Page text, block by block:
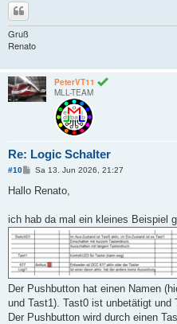
Gruß
Renato
PeterVT11
MLL-TEAM
Re: Logic Schalter
#10
B
a
g
Sa 13. Jun 2026, 21:27
Hallo Renato,
ich hab da mal ein kleines Beispiel
Der Pushbutton hat einen Namen
und Tast1). Tast0 ist unbetätigt und
Der Pushbutton wird durch einen